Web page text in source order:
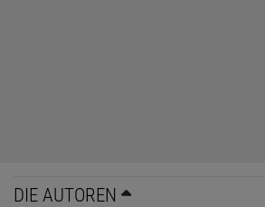
DIE AUTOREN